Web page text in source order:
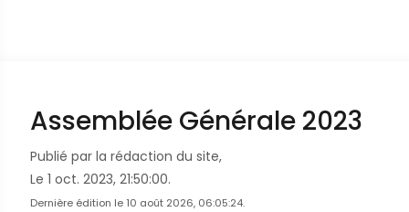
Assemblée Générale 2023
Publié par la rédaction du site,
Le 1 oct. 2023, 21:50:00.
Dernière édition le 10 août 2026, 06:05:24.